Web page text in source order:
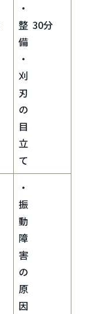
・
整
備
・
刈
刃
の
目
立
て
30分
・
振
動
障
害
の
原
因